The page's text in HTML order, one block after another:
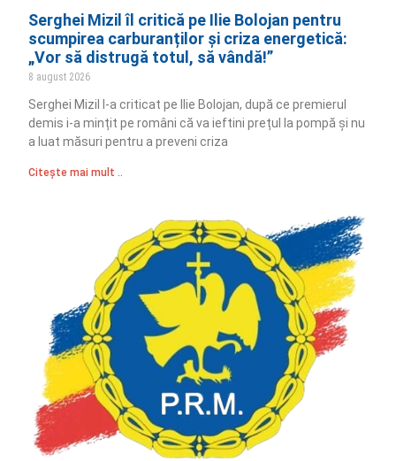
Serghei Mizil îl critică pe Ilie Bolojan pentru
scumpirea carburanților și criza energetică:
„Vor să distrugă totul, să vândă!”
8 august 2026
Serghei Mizil l-a criticat pe Ilie Bolojan, după ce premierul
demis i-a mințit pe români că va ieftini prețul la pompă și nu
a luat măsuri pentru a preveni criza
Citește mai mult ..